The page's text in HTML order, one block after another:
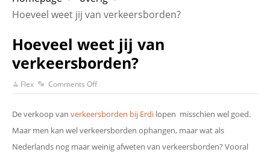
Hoeveel weet jij van verkeersborden?
Hoeveel weet jij van
verkeersborden?
Flex Comments Off
De verkoop van verkeersborden bij Erdi lopen misschien wel goed.
Maar men kan wel verkeersborden ophangen, maar wat als
Nederlands nog maar weinig afweten van verkeersborden? Vooral